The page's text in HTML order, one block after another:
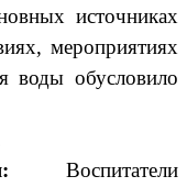
источниках
мероприятиях
воды обусловило
Воспитатели